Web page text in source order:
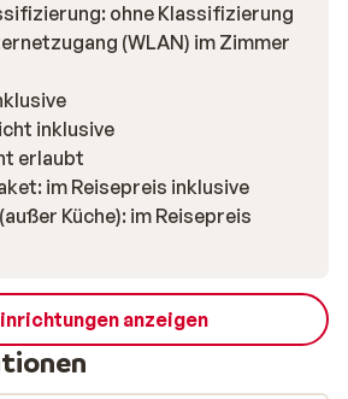
ohne Klassifizierung
(WLAN) im Zimmer
inklusive
erlaubt
im Reisepreis inklusive
Küche): im Reisepreis
anzeigen